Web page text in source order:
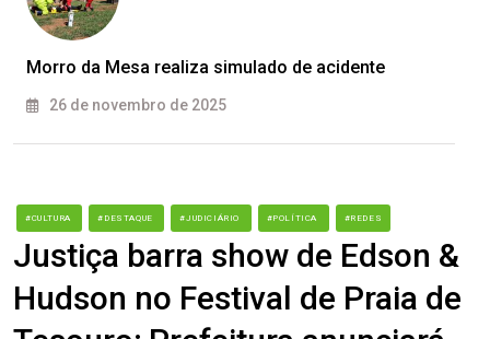
Morro da Mesa realiza simulado de acidente
26 de novembro de 2025
#CULTURA #DESTAQUE #JUDICIÁRIO #POLÍTICA #REDES
Justiça barra show de Edson &
Hudson no Festival de Praia de